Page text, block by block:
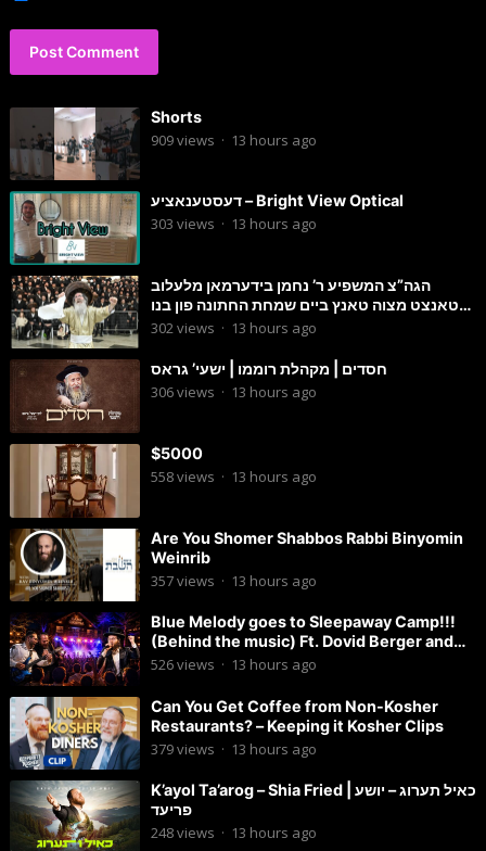
Shorts
909views · 13 hours ago
דעסטענאציע – Bright View Optical
303 views · 13 hours ago
הגה”צ המשפיע ר’ נחמן בידערמאן מלעלוב
טאנצט מצוה טאנץ ביים שמחת החתונה פון בנו
החתן
302views · 13 hours ago
חסדים | מקהלת רוממו | ישעי’ גראס
306views · 13 hours ago
$5000
558views · 13 hours ago
Are You Shomer Shabbos Rabbi Binyomin
Weinrib
357views · 13 hours ago
Blue Melody goes to Sleepaway Camp!!!
(Behind the music) Ft. Dovid Berger and
Chaim Brown
526views · 13 hours ago
Can You Get Coffee from Non-Kosher
Restaurants? – Keeping it Kosher Clips
379views · 13 hours ago
K’ayol Ta’arog – Shia Fried | כאיל תערוג – יושע
פריעד
248views · 13 hours ago